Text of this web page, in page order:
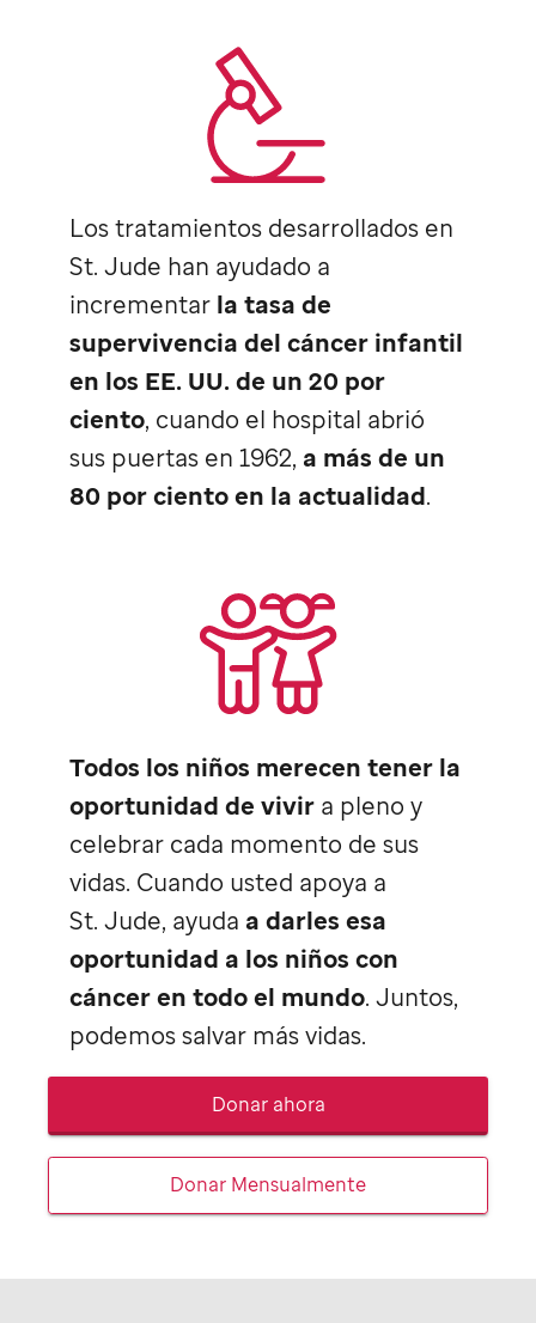
Los tratamientos desarrollados en
St. Jude han ayudado a
incrementar la tasa de
supervivencia del cáncer infantil
en los EE. UU. de un 20 por
ciento, cuando el hospital abrió
sus puertas en 1962, a más de un
80 por ciento en la actualidad.
Todos los niños merecen tener la
oportunidad de vivir a pleno y
celebrar cada momento de sus
vidas. Cuando usted apoya a
St. Jude, ayuda a darles esa
oportunidad a los niños con
cáncer en todo el mundo. Juntos,
podemos salvar más vidas.
Donar ahora
Donar Mensualmente